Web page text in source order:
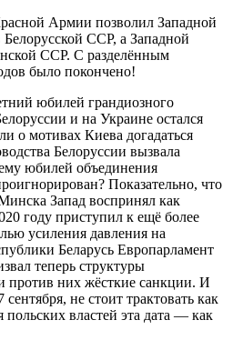
Армии позволил Западной
Белорусской ССР, а Западной
ССР. С разделённым
было покончено!
юбилей грандиозного
и на Украине остался
о мотивах Киева догадаться
Белоруссии вызвала
юбилей объединения
Показательно, что
Запад воспринял как
году приступил к ещё более
усиления давления на
Беларусь Европарламент
теперь структуры
против них жёсткие санкции. И
не стоит трактовать как
властей эта дата — как